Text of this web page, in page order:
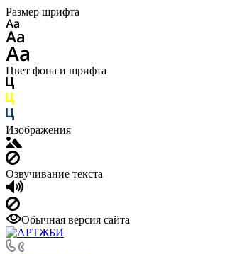
Размер шрифта
Цвет фона и шрифта
Изображения
Озвучивание текста
Обычная версия сайта